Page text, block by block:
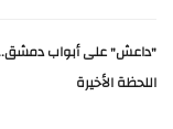
"داعش" على أبواب
اللحظة الأخيرة